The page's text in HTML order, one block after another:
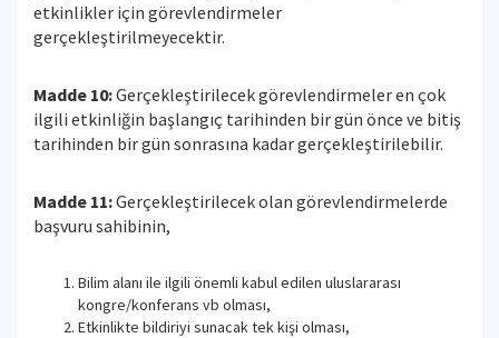
etkinlikler için görevlendirmeler
gerçekleştirilmeyecektir.
Madde 10:Gerçekleştirilecek görevlendirmeler en çok
ilgili etkinliğin başlangıç tarihinden bir gün önce ve bitiş
tarihinden bir gün sonrasına kadar gerçekleştirilebilir.
Madde 11:Gerçekleştirilecek olan görevlendirmelerde
başvuru sahibinin,
Bilim alanı ile ilgili önemli kabul edilen uluslararası
kongre/konferans vb olması,
Etkinlikte bildiriyi sunacak tek kişi olması,